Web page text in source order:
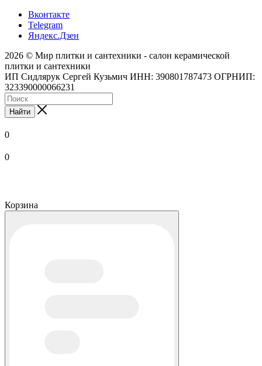
Вконтакте
Telegram
Яндекс.Дзен
2026 © Мир плитки и сантехники - салон керамической
плитки и сантехники
ИП Сидлярук Сергей Кузьмич ИНН: 390801787473 ОГРНИП:
323390000066231
Найти
0
0
Корзина